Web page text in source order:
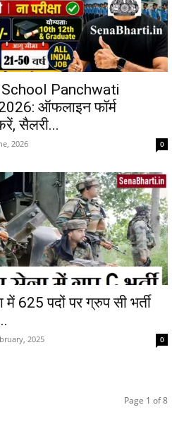
Panchwati
ऑफलाइन फॉर्म
सैलरी...
2026 0
में 625 पदों पर ग्रुप सी भर्ती
2025 0
Page 1 of 8